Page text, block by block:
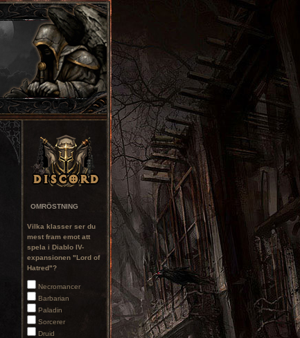
OMRÖSTNING
Vilka klasser ser du
mest fram emot att
spela i Diablo IV-
expansionen "Lord of
Hatred"?
Necromancer
Barbarian
Paladin
Sorcerer
Druid